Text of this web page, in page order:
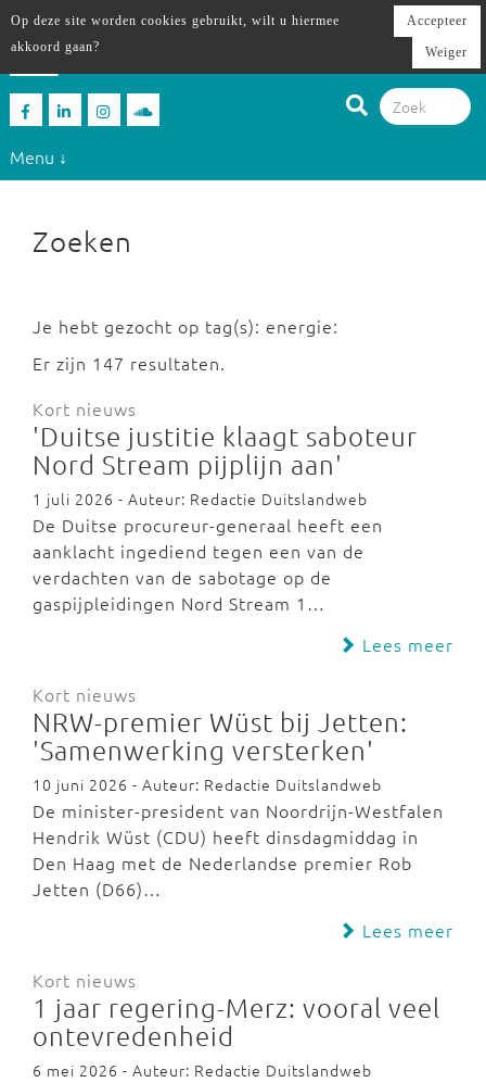
Menu ↓
Zoeken
Je hebt gezocht op tag(s): energie:
Er zijn 147 resultaten.
Kort nieuws
'Duitse justitie klaagt saboteur
Nord Stream pijplijn aan'
1 juli 2026 - Auteur: Redactie Duitslandweb
De Duitse procureur-generaal heeft een
aanklacht ingediend tegen een van de
verdachten van de sabotage op de
gaspijpleidingen Nord Stream 1…
Lees meer
Kort nieuws
NRW-premier Wüst bij Jetten:
'Samenwerking versterken'
10 juni 2026 - Auteur: Redactie Duitslandweb
De minister-president van Noordrijn-Westfalen
Hendrik Wüst (CDU) heeft dinsdagmiddag in
Den Haag met de Nederlandse premier Rob
Jetten (D66)…
Lees meer
Kort nieuws
1 jaar regering-Merz: vooral veel
ontevredenheid
6 mei 2026 - Auteur: Redactie Duitslandweb
Op deze site worden cookies gebruikt, wilt u hiermee
akkoord gaan?
Accepteer
Weiger